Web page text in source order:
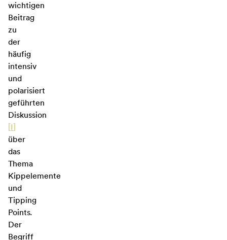
wichtigen
Beitrag
zu
der
häufig
intensiv
und
polarisiert
geführten
Diskussion
[I]
über
das
Thema
Kippelemente
und
Tipping
Points.
Der
Begriff